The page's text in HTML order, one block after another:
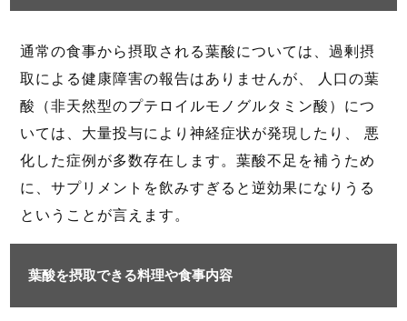
通常の食事から摂取される葉酸については、過剰摂
取による健康障害の報告はありませんが、 人口の葉
酸（非天然型のプテロイルモノグルタミン酸）につ
いては、大量投与により神経症状が発現したり、 悪
化した症例が多数存在します。葉酸不足を補うため
に、サプリメントを飲みすぎると逆効果になりうる
ということが言えます。
葉酸を摂取できる料理や食事内容